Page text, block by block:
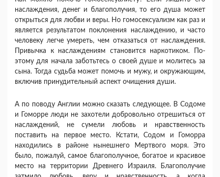
наслаждения, денег и благополу­чия, то его душа может
открыться для любви и веры. Но гомосексуализм как раз и
является резуль­татом поклонения наслаждению, и часто
человеку легче умереть, чем отказаться от наслаждения.
При­вычка к наслаждениям становится наркотиком. По­
этому для начала заботьтесь о своей душе и моли­тесь за
сына. Тогда судьба может помочь и мужу, и окружающим,
включив принудительный аспект очи­щения души.
А по поводу Англии можно сказать следующее. В Содоме
и Гоморре люди не захотели добровольно отрешиться от
наслаждений, не сумели любовь и нравственность
поставить на первое место. Кстати, Содом и Гоморра
находились в районе нынешнего Мертвого моря. Это
было, пожалуй, самое благопо­лучное, богатое и красивое
место на территории Древнего Израиля. Благополучие